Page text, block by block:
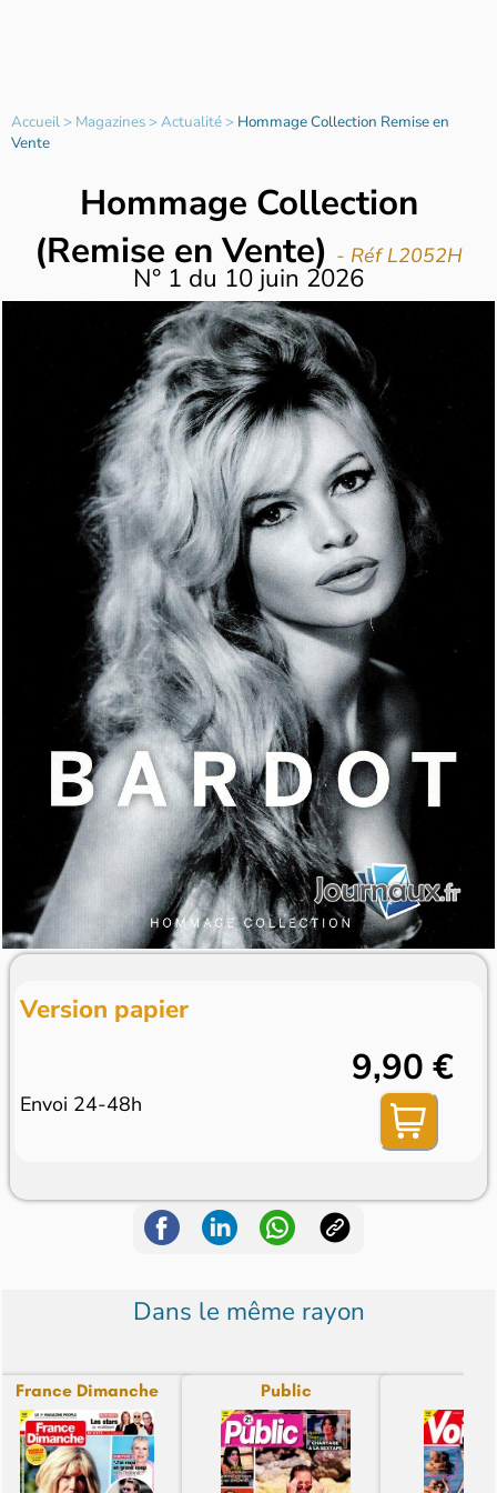
Accueil> Magazines>Actualité> Hommage Collection Remise en
Vente
Hommage Collection
(Remise en Vente) - Réf L2052H
N° 1 du 10 juin 2026
Version papier
Envoi 24-48h
9,90 €
Dans le même rayon
France Dimanche Public